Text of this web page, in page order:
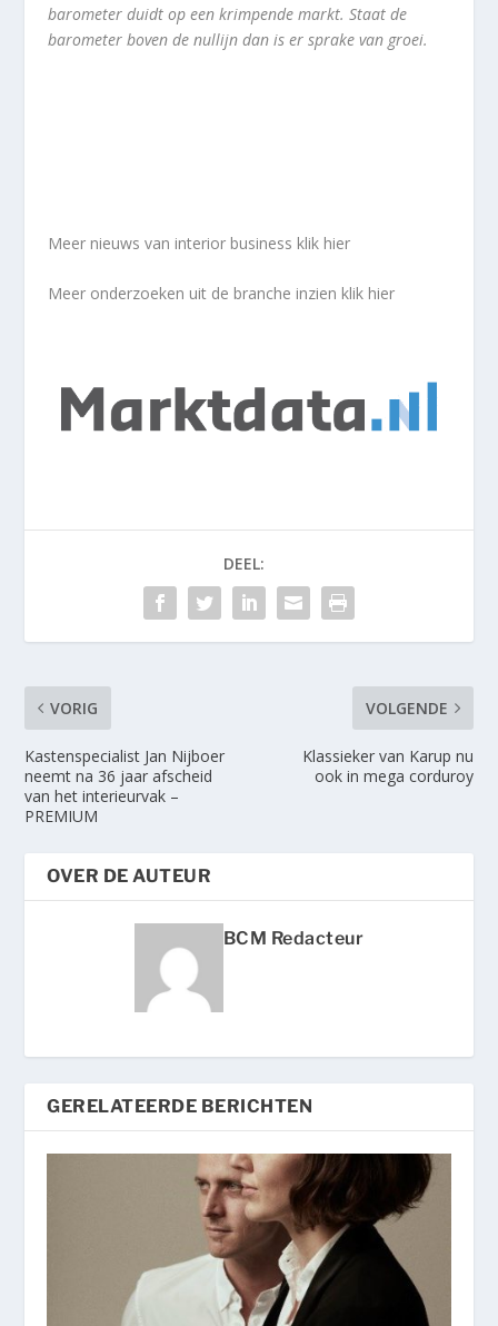
barometer duidt op een krimpende markt. Staat de
barometer boven de nullijn dan is er sprake van groei.
Meer nieuws van interior business klik hier
Meer onderzoeken uit de branche inzien klik hier
DEEL:
VORIG
Kastenspecialist Jan Nijboer
neemt na 36 jaar afscheid
van het interieurvak –
PREMIUM
VOLGENDE
Klassieker van Karup nu
ook in mega corduroy
OVER DE AUTEUR
BCM Redacteur
GERELATEERDE BERICHTEN